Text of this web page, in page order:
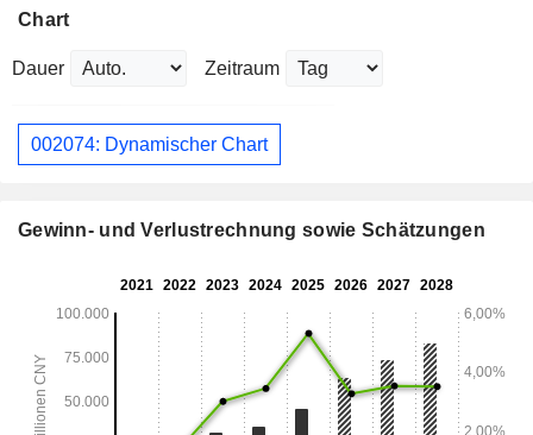
Chart
Dauer Zeitraum
002074: Dynamischer Chart
Gewinn- und Verlustrechnung sowie Schätzungen